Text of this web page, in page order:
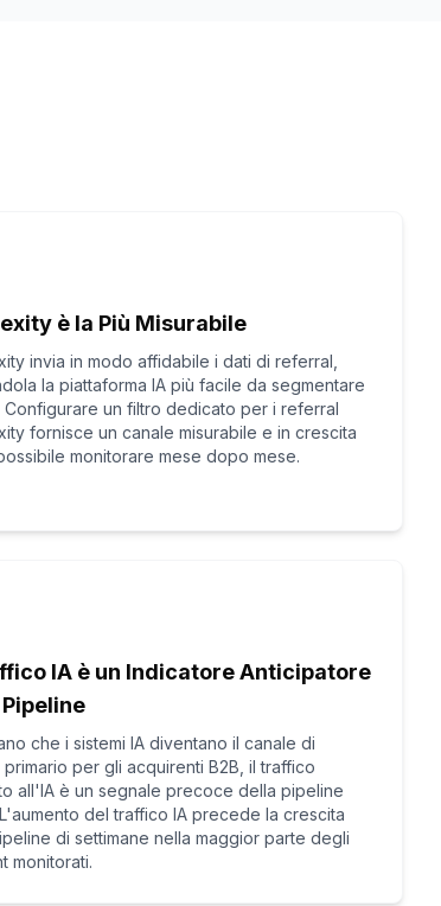
è la Più Misurabile
invia in modo affidabile i dati di referral,
la piattaforma IA più facile da segmentare
Configurare un filtro dedicato per i referral
fornisce un canale misurabile e in crescita
monitorare mese dopo mese.
IA è un Indicatore Anticipatore
che i sistemi IA diventano il canale di
per gli acquirenti B2B, il traffico
all'IA è un segnale precoce della pipeline
del traffico IA precede la crescita
di settimane nella maggior parte degli
monitorati.